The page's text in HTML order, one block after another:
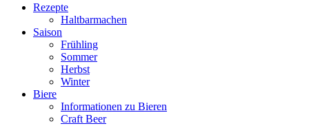
Rezepte
Haltbarmachen
Saison
Frühling
Sommer
Herbst
Winter
Biere
Informationen zu Bieren
Craft Beer